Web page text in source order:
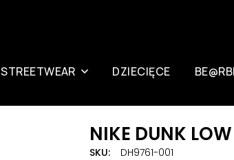
STREETWEAR DZIECIĘCE
NIKE DUNK
SKU:
DH9761-001